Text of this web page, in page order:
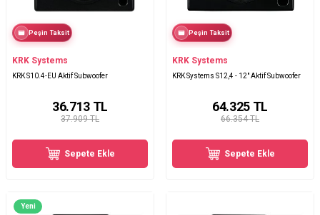
Peşin Taksit
KRK Systems
KRK S10.4-EU Aktif Subwoofer
37.909 TL
36.713TL
Sepete Ekle
Peşin Taksit
KRK Systems
KRK Systems S12,4 - 12" Aktif Subwoofer
66.354 TL
64.325TL
Sepete Ekle
Yeni